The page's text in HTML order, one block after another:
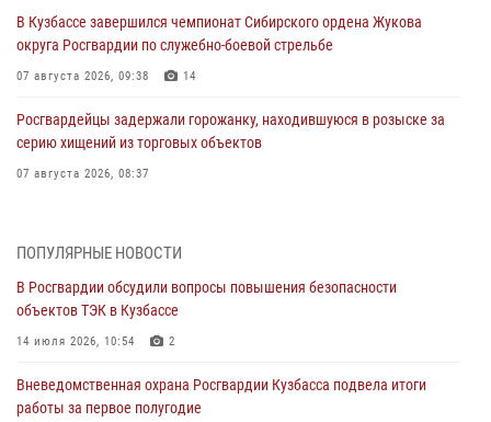
В Кузбассе завершился чемпионат Сибирского ордена Жукова
округа Росгвардии по служебно-боевой стрельбе
07 августа 2026, 09:38 14
Росгвардейцы задержали горожанку, находившуюся в розыске за
серию хищений из торговых объектов
07 августа 2026, 08:37
Росгвардейцы обеспечили безопасность «Поезда Победы» в
Кузбассе
Генерал-полковник Олег Плохой поздравил специалистов
ПОПУЛЯРНЫЕ НОВОСТИ
В Росгвардии обсудили вопросы повышения безопасности
объектов ТЭК в Кузбассе
14 июля 2026, 10:54 2
Вневедомственная охрана Росгвардии Кузбасса подвела итоги
работы за первое полугодие